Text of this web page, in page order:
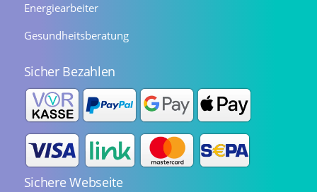
Energiearbeiter
Gesundheitsberatung
Sicher Bezahlen
Sichere Webseite